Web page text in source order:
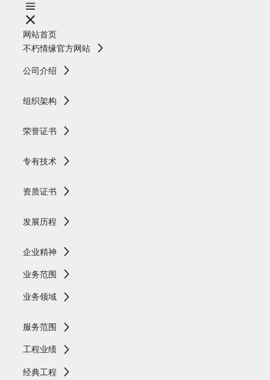
网站首页
不朽情缘官方网站
公司介绍
组织架构
荣誉证书
专有技术
资质证书
发展历程
企业精神
业务范围
业务领域
服务范围
工程业绩
经典工程